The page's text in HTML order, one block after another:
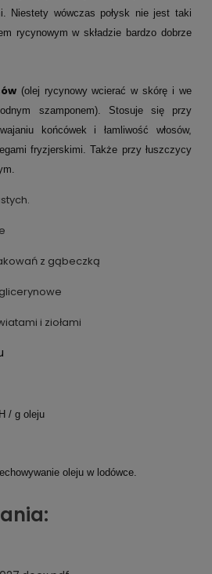
Niestety wówczas połysk nie jest taki
rycynowym w składzie bardzo dobrze
(olej rycynowy wcierać w skórę i we
szamponem). Stosuje się przy
końcówek i łamliwość włosów,
fryzjerskimi. Także przy łuszczycy
z gąbeczką
i ziołami
/ g oleju
oleju w lodówce.